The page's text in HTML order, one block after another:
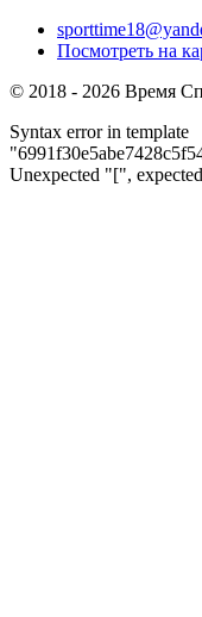
Посмотреть на
© 2018 - 2026 Время
Syntax error in template
Unexpected "[",